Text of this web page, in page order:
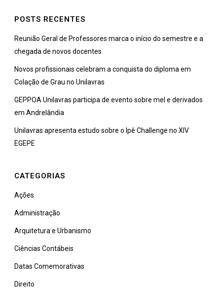
POSTS RECENTES
Reunião Geral de Professores marca o início do semestre e a
chegada de novos docentes
Novos profissionais celebram a conquista do diploma em
Colação de Grau no Unilavras
GEPPOA Unilavras participa de evento sobre mel e derivados
em Andrelândia
Unilavras apresenta estudo sobre o Ipê Challenge no XIV
EGEPE
CATEGORIAS
Ações
Administração
Arquitetura e Urbanismo
Ciências Contábeis
Datas Comemorativas
Direito